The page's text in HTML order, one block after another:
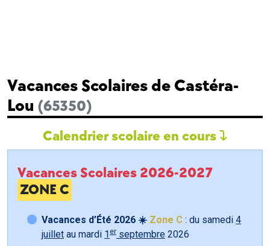
Vacances Scolaires de Castéra-
Lou (65350)
Calendrier scolaire en cours
Vacances Scolaires 2026-2027
ZONE C
Vacances d’Été 2026 ☀️ Zone C : du samedi 4
juillet au mardi 1 er septembre 2026